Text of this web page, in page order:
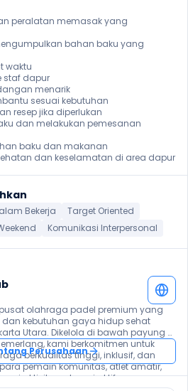
peralatan memasak yang
bahan baku yang
waktu
staf dapur
menarik
sesuai kebutuhan
resep jika diperlukan
dan melakukan pemesanan
baku dan makanan
dan keselamatan di area dapur
Bekerja
Target Oriented
Komunikasi Interpersonal
olahraga padel premium yang
dan kebutuhan gaya hidup sehat
Utara. Dikelola di bawah payung
kami berkomitmen untuk
berkualitas tinggi, inklusif, dan
pemain komunitas, atlet amatir,
aktivitas rekreasi aktif.
Perusahaan